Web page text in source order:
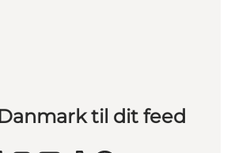
til dit feed